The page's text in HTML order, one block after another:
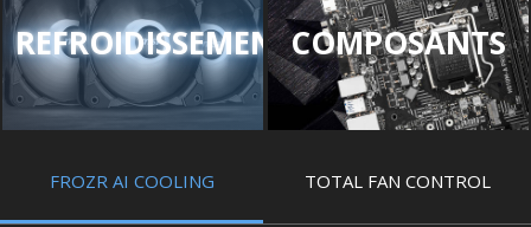
REFROIDISSEMENTCOMPOSANTS
FROZR AI COOLING TOTAL FAN CONTROL